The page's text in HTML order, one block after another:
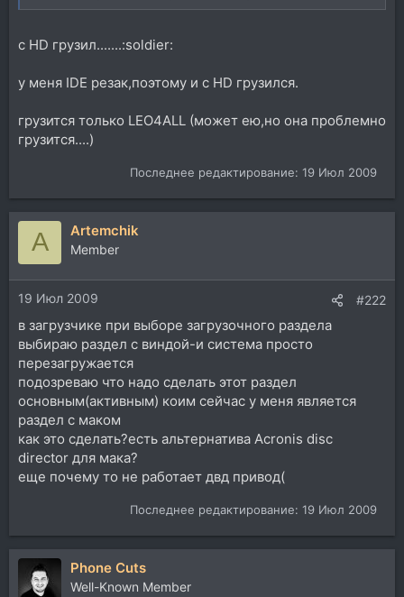
с HD грузил.......:soldier:
у меня IDE резак,поэтому и с HD грузился.
грузится только LEO4ALL (может ею,но она проблемно
грузится....)
Последнее редактирование: 19 Июл 2009
A Artemchik
Member
19 Июл 2009 #222
в загрузчике при выборе загрузочного раздела
выбираю раздел с виндой-и система просто
перезагружается
подозреваю что надо сделать этот раздел
основным(активным) коим сейчас у меня является
раздел с маком
как это сделать?есть альтернатива Acronis disc
director для мака?
еще почему то не работает двд привод(
Последнее редактирование: 19 Июл 2009
Phone Cuts
Well-Known Member